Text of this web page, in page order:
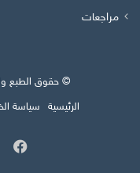
مراجعات
© حقوق الطبع والنشر 2026, جميع
الرئيسية
سياسة